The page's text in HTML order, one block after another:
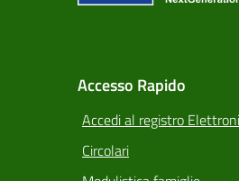
Accesso Rapido
Accedi al registro
Circolari